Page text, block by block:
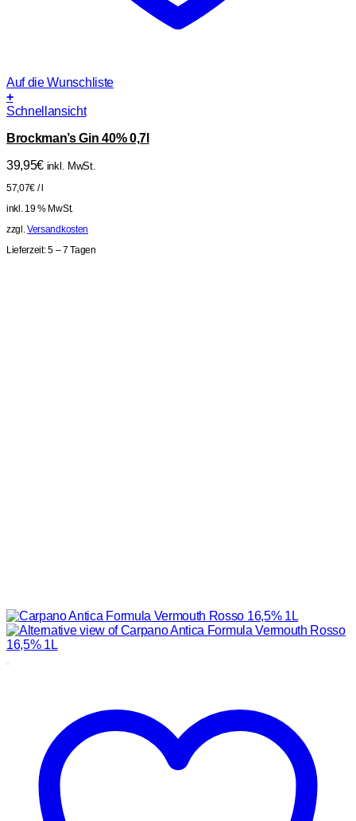
Auf die Wunschliste
+
Schnellansicht
Brockman’s Gin 40% 0,7l
39,95€ inkl. MwSt.
57,07€ /l
inkl. 19 % MwSt.
zzgl.Versandkosten
Lieferzeit:5 – 7 Tagen